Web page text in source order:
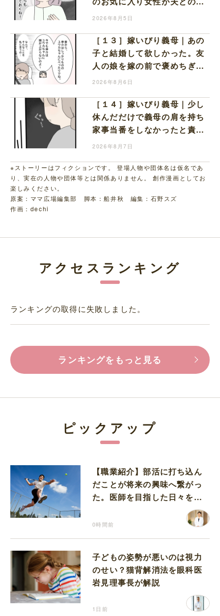
密さを匂わせてくる
2026年8月5日
［１３］嫁いびり義母｜あの
子と結婚して欲しかった。友
人の娘を嫁の前で褒めちぎる
無神経な義母
2026年8月6日
［１４］嫁いびり義母｜少し
休んだだけで義母の肩を持ち
家事当番をしなかったと責め
る夫
2026年8月7日
※ストーリーはフィクションです。 登場人物や団体名は仮名であ
り、実在の人物や団体等とは関係ありません。 創作漫画としてお
楽しみください。
原案：ママ広場編集部 脚本：船井秋 編集：石野スズ
作画：dechi
アクセスランキング
ランキングの取得に失敗しました。
ランキングをもっと見る
ピックアップ
【職業紹介】部活に打ち込ん
だことが将来の興味へ繋がっ
た。医師を目指した日々を振
0時間前
子どもの姿勢が悪いのは視力
のせい？猫背解消法を眼科医
岩見理事長が解説
1日前